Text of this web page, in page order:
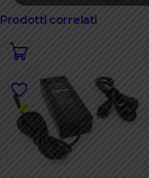
Prodotti correlati